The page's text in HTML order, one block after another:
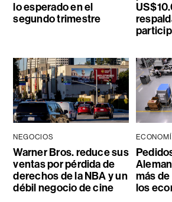
lo esperado en el
segundo trimestre
NEGOCIOS
Warner Bros. reduce sus
ventas por pérdida de
derechos de la NBA y un
débil negocio de cine
más
los